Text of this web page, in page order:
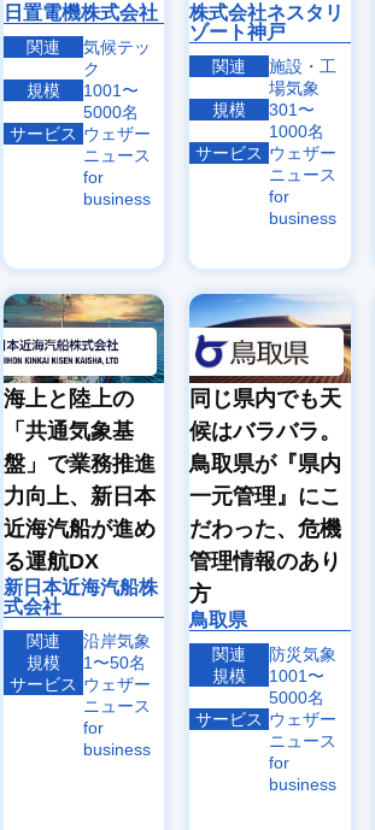
日置電機株式会社
関連
気候テッ
ク
規模
1001〜
5000名
サービス ウェザー
ニュース
for
business
株式会社ネスタリ
ゾート神戸
関連
施設・工
場気象
規模
301〜
1000名
サービス ウェザー
ニュース
for
business
海上と陸上の
「共通気象基
盤」で業務推進
力向上、新日本
近海汽船が進め
る運航DX
新日本近海汽船株
式会社
関連
沿岸気象
規模
1〜50名
サービス ウェザー
ニュース
for
business
同じ県内でも天
候はバラバラ。
鳥取県が『県内
一元管理』にこ
だわった、危機
管理情報のあり
方
鳥取県
関連
防災気象
規模
1001〜
5000名
サービス ウェザー
ニュース
for
business